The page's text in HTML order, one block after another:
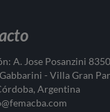
A. Jose Posanzini
- Villa Gran
Argentina